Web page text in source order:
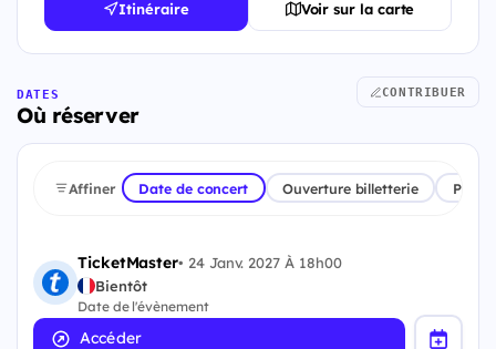
Itinéraire Voir sur la carte
DATES
Où réserver
CONTRIBUER
Affiner Date de concert Ouverture billetterie
TicketMaster• 24 Janv. 2027 À 18h00
Bientôt
Date de l'évènement
Accéder